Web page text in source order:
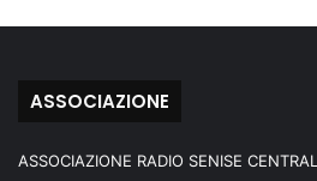
ASSOCIAZIONE
ASSOCIAZIONE RADIO SENISE